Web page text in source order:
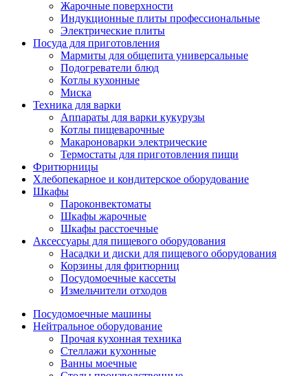
Жарочные поверхности
Индукционные плиты профессиональные
Электрические плиты
Посуда для приготовления
Мармиты для общепита универсальные
Подогреватели блюд
Котлы кухонные
Миска
Техника для варки
Аппараты для варки кукурузы
Котлы пищеварочные
Макароноварки электрические
Термостаты для приготовления пищи
Фритюрницы
Хлебопекарное и кондитерское оборудование
Шкафы
Пароконвектоматы
Шкафы жарочные
Шкафы расстоечные
Аксессуары для пищевого оборудования
Насадки и диски для пищевого оборудования
Корзины для фритюрниц
Посудомоечные кассеты
Измельчители отходов
Посудомоечные машины
Нейтральное оборудование
Прочая кухонная техника
Стеллажи кухонные
Ванны моечные